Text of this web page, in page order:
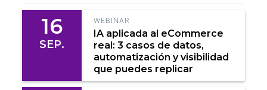
16
SEP.
WEBINAR
IA aplicada al eCommerce
real: 3 casos de datos,
automatización y visibilidad
que puedes replicar